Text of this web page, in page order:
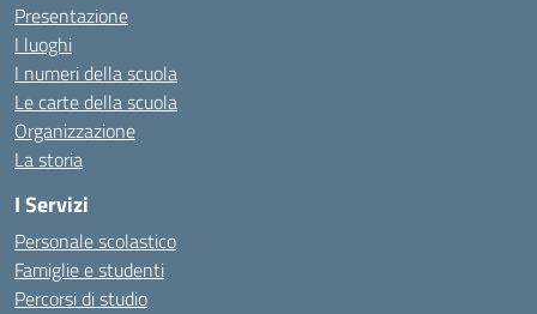
Presentazione
I luoghi
I numeri della scuola
Le carte della scuola
Organizzazione
La storia
I Servizi
Personale scolastico
Famiglie e studenti
Percorsi di studio